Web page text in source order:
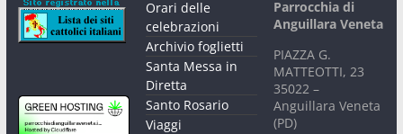
Orari delle
celebrazioni
Archivio foglietti
Santa Messa in
Diretta
Santo Rosario
Viaggi
Parrocchia di
Anguillara Veneta
PIAZZA G.
MATTEOTTI, 23
35022 –
Anguillara Veneta
(PD)